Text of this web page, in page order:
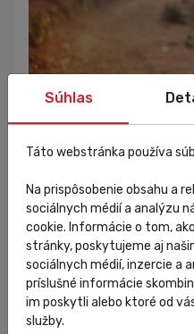
Trávte viac času
Ak počas dňa pracujete
sa práci venujete v noci
môžete trpieť
Štúdia Sleep Health
Súhlas
Táto webstránka používa
Na prispôsobenie obsahu a
sociálnych médií a analýzu
cookie. Informácie o tom,
stránky, poskytujeme aj
sociálnych médií, inzercie a
príslušné informácie
im poskytli alebo ktoré od
služby.